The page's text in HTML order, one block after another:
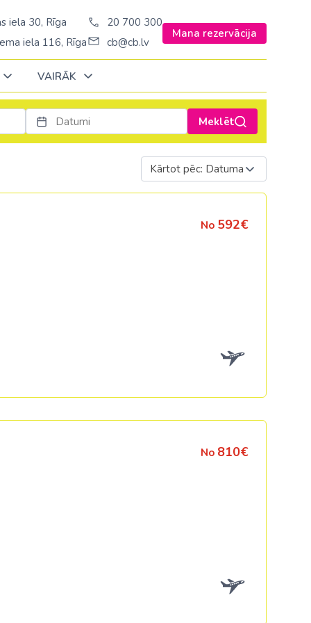
iela 30, Rīga
iela 116, Rīga
20 700 300
cb@cb.lv
Mana rezervācija
Decembrī Janvārī
Decembrī Janvārī
Panama
Decembrī Janvārī
VAIRĀK
Meklēt
Kārtot pēc: Datuma
No 592€
No 810€